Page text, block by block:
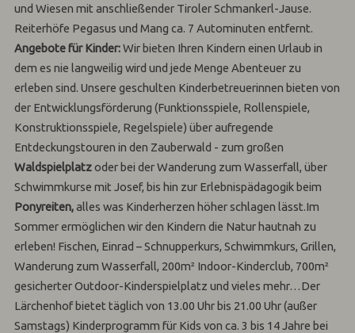
und Wiesen mit anschließender Tiroler Schmankerl-Jause.
Reiterhöfe Pegasus und Mang ca. 7 Autominuten entfernt.
Angebote für Kinder:Wir bieten Ihren Kindern einen Urlaub in
dem es nie langweilig wird und jede Menge Abenteuer zu
erleben sind. Unsere geschulten Kinderbetreuerinnen bieten von
der Entwicklungsförderung (Funktionsspiele, Rollenspiele,
Konstruktionsspiele, Regelspiele) über aufregende
Entdeckungstouren in den Zauberwald - zum großen
Waldspielplatzoder bei der Wanderung zum Wasserfall, über
Schwimmkurse mit Josef, bis hin zur Erlebnispädagogik beim
Ponyreiten,alles was Kinderherzen höher schlagen lässt.Im
Sommer ermöglichen wir den Kindern die Natur hautnah zu
erleben! Fischen, Einrad – Schnupperkurs, Schwimmkurs, Grillen,
Wanderung zum Wasserfall, 200m² Indoor-Kinderclub, 700m²
gesicherter Outdoor-Kinderspielplatz und vieles mehr…Der
Lärchenhof bietet täglich von 13.00 Uhr bis 21.00 Uhr (außer
Samstags) Kinderprogramm für Kids von ca. 3 bis 14 Jahre bei